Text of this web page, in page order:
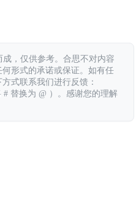
，仅供参考。合思不对内容
形式的承诺或保证。如有任
式联系我们进行反馈：
# 替换为 @ ）。感谢您的理解